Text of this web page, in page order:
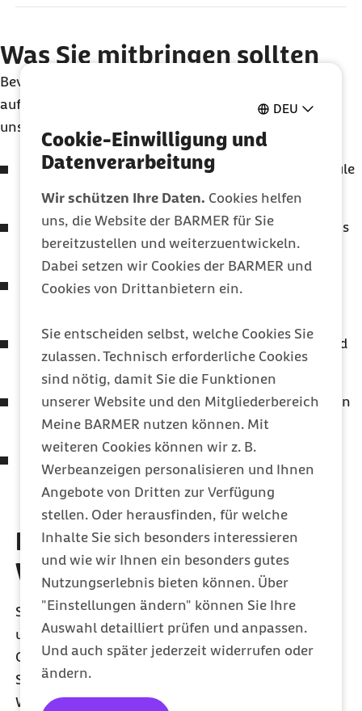
DEU
Cookie-Einwilligung und
Datenverarbeitung
Wir schützen Ihre Daten. Cookies helfen
uns, die Website der BARMER für Sie
bereitzustellen und weiterzuentwickeln.
Dabei setzen wir Cookies der BARMER und
Cookies von Drittanbietern ein.
Sie entscheiden selbst, welche Cookies Sie
zulassen. Technisch erforderliche Cookies
sind nötig, damit Sie die Funktionen
unserer Website und den Mitgliederbereich
Meine BARMER nutzen können. Mit
weiteren Cookies können wir z. B.
Werbeanzeigen personalisieren und Ihnen
Angebote von Dritten zur Verfügung
stellen. Oder herausfinden, für welche
Inhalte Sie sich besonders interessieren
und wie wir Ihnen ein besonders gutes
Nutzungserlebnis bieten können. Über
"Einstellungen ändern" können Sie Ihre
Auswahl detailliert prüfen und anpassen.
Und auch später jederzeit widerrufen oder
ändern.
Was Sie mitbringen sollten
Bevor Sie sich bewerben, werfen Sie doch einen Blick
auf folgende Voraussetzungen für ein Praktikum bei
uns:
Sie sind an einer Universität oder Fachhochschule
eingeschrieben.
Sie haben Zeit und Motivation für ein mindestens
einmonatiges Praktikum.
Sie sind kreativ und bereit, auch mal über den
Sie interessieren sich für den digitalen Markt und
leben den Servicegedanken.
Gesundheit ist für Sie nicht nur ein Wort, sondern
eine Berufung.
Herausforderung.
Informationen für
Werkstudierende
Sie wollen neben Ihrem Studium Geld verdienen
und praktische Erfahrung in der
Gesundheitsbranche sammeln? Dann bewerben
Sie sich bei uns als Werkstudentin bzw.
Werkstudent.